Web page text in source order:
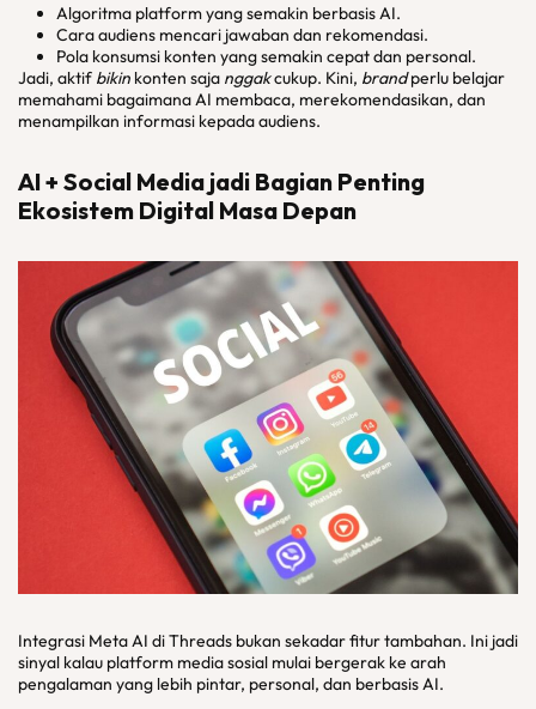
Algoritma platform yang semakin berbasis AI.
Cara audiens mencari jawaban dan rekomendasi.
Pola konsumsi konten yang semakin cepat dan personal.
Jadi, aktif bikin konten saja nggakcukup. Kini, brandperlu belajar
memahami bagaimana AI membaca, merekomendasikan, dan
menampilkan informasi kepada audiens.
AI + Social Media jadi Bagian Penting
Ekosistem Digital Masa Depan
Integrasi Meta AI di Threads bukan sekadar fitur tambahan. Ini jadi
sinyal kalau platform media sosial mulai bergerak ke arah
pengalaman yang lebih pintar, personal, dan berbasis AI.